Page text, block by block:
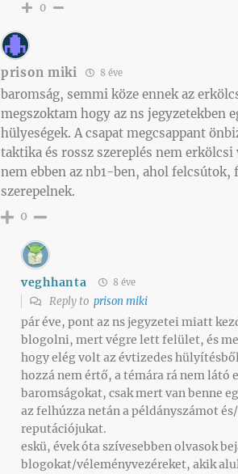
0
prison miki 8 éve
baromság, semmi köze ennek az
megszoktam hogy az ns jegyzetekben
hülyeségek. A csapat megcsappant
taktika és rossz szereplés nem erkölcsi
nem ebben az nb1-ben, ahol
szerepelnek.
0
veghhanta 8 éve
Reply to prison miki
pár éve, pont az ns jegyzetei miatt
blogolni, mert végre lett felület, és
hogy elég volt az évtizedes
hozzá nem értő, a témára rá nem látó
baromságokat, csak mert van benne
az felhúzza netán a példányszámot
reputációjukat.
eskü, évek óta szívesebben olvasok
blogokat/véleményvezéreket, akik